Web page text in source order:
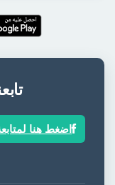
اضغط هنا